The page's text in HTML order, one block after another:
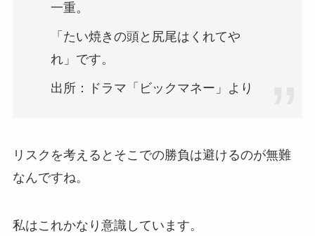
一重。
「たい焼きの頭と尻尾はくれてや
れ」です。
出所：ドラマ「ビックマネー」より
リスクを考えるとそこでの勝負は避けるのが無難
なんですね。
私はこれかなり意識しています。